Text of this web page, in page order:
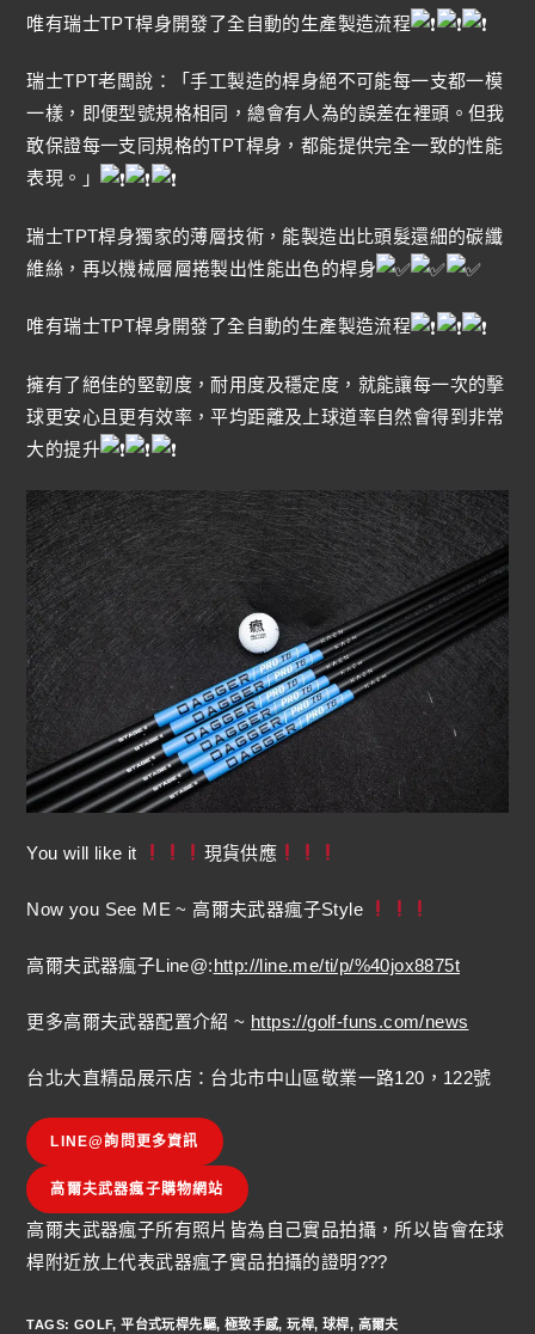
唯有瑞士TPT桿身開發了全自動的生產製造流程
瑞士TPT老闆說：「手工製造的桿身絕不可能每一支都一模
一樣，即便型號規格相同，總會有人為的誤差在裡頭。但我
敢保證每一支同規格的TPT桿身，都能提供完全一致的性能
表現。」
瑞士TPT桿身獨家的薄層技術，能製造出比頭髮還細的碳纖
維絲，再以機械層層捲製出性能出色的桿身
唯有瑞士TPT桿身開發了全自動的生產製造流程
擁有了絕佳的堅韌度，耐用度及穩定度，就能讓每一次的擊
球更安心且更有效率，平均距離及上球道率自然會得到非常
大的提升
You will like it 現貨供應
Now you See ME ~ 高爾夫武器瘋子Style
高爾夫武器瘋子Line@:http://line.me/ti/p/%40jox8875t
更多高爾夫武器配置介紹 ~ https://golf-funs.com/news
台北大直精品展示店：台北市中山區敬業一路120，122號
LINE@詢問更多資訊
高爾夫武器瘋子購物網站
高爾夫武器瘋子所有照片皆為自己實品拍攝，所以皆會在球
桿附近放上代表武器瘋子實品拍攝的證明???
TAGS: GOLF, 平台式玩桿先驅, 極致手感, 玩桿, 球桿, 高爾夫